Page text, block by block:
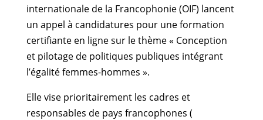
internationale de la Francophonie (OIF) lancent
un appel à candidatures pour une formation
certifiante en ligne sur le thème « Conception
et pilotage de politiques publiques intégrant
l’égalité femmes-hommes ».
Elle vise prioritairement les cadres et
responsables de pays francophones (